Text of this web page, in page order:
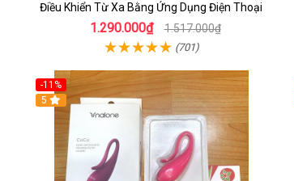
Điều Khiển Từ Xa Bằng Ứng Dụng Điện Thoại
1.290.000₫ 1.517.000₫
(701)
-11%
5